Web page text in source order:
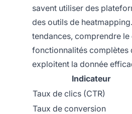
savent utiliser des
des outils de
tendances, comprendre
fonctionnalités complètes
exploitent la donnée
Indicateur
Taux de clics (CTR)
Taux de conversion